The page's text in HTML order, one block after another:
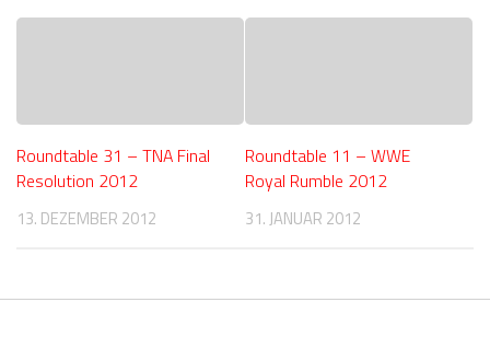
Roundtable 31 – TNA Final
Resolution 2012
13. DEZEMBER 2012
Roundtable 11 – WWE
Royal Rumble 2012
31. JANUAR 2012